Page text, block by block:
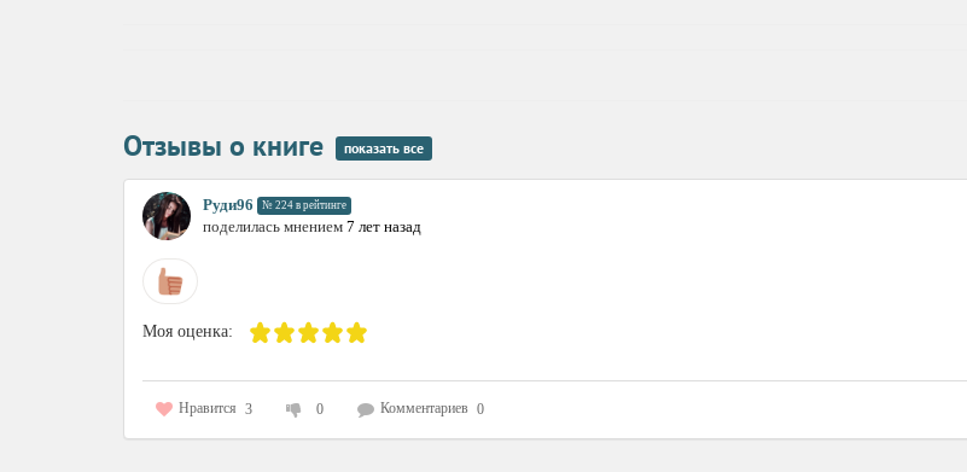
Отзывы о книге показать все
Руди96 № 224 в рейтинге
поделилась мнением 7 лет назад
Моя оценка:
Нравится 3 0 Комментариев 0